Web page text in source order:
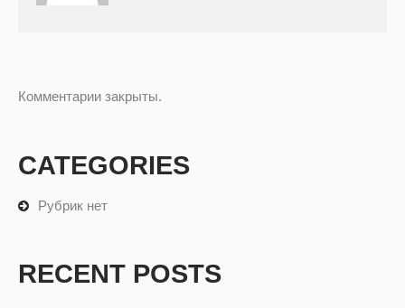
Комментарии закрыты.
CATEGORIES
Рубрик нет
RECENT POSTS